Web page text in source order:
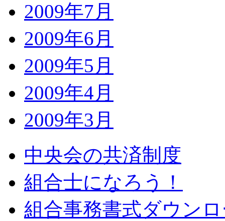
2009年7月
2009年6月
2009年5月
2009年4月
2009年3月
中央会の共済制度
組合士になろう！
組合事務書式ダウン